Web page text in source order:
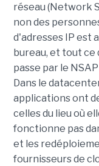
réseau (Network
non des
d'adresses IP est
bureau, et tout ce
passe par le
Dans le
applications ont
celles du lieu où
fonctionne pas
et les
fournisseurs de